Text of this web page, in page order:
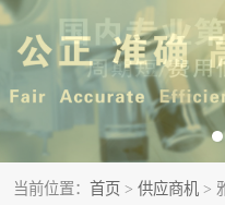
当前位置： 首页 > 供应商机 >
噪音检测
防护网检测
无损检测
可靠性检测